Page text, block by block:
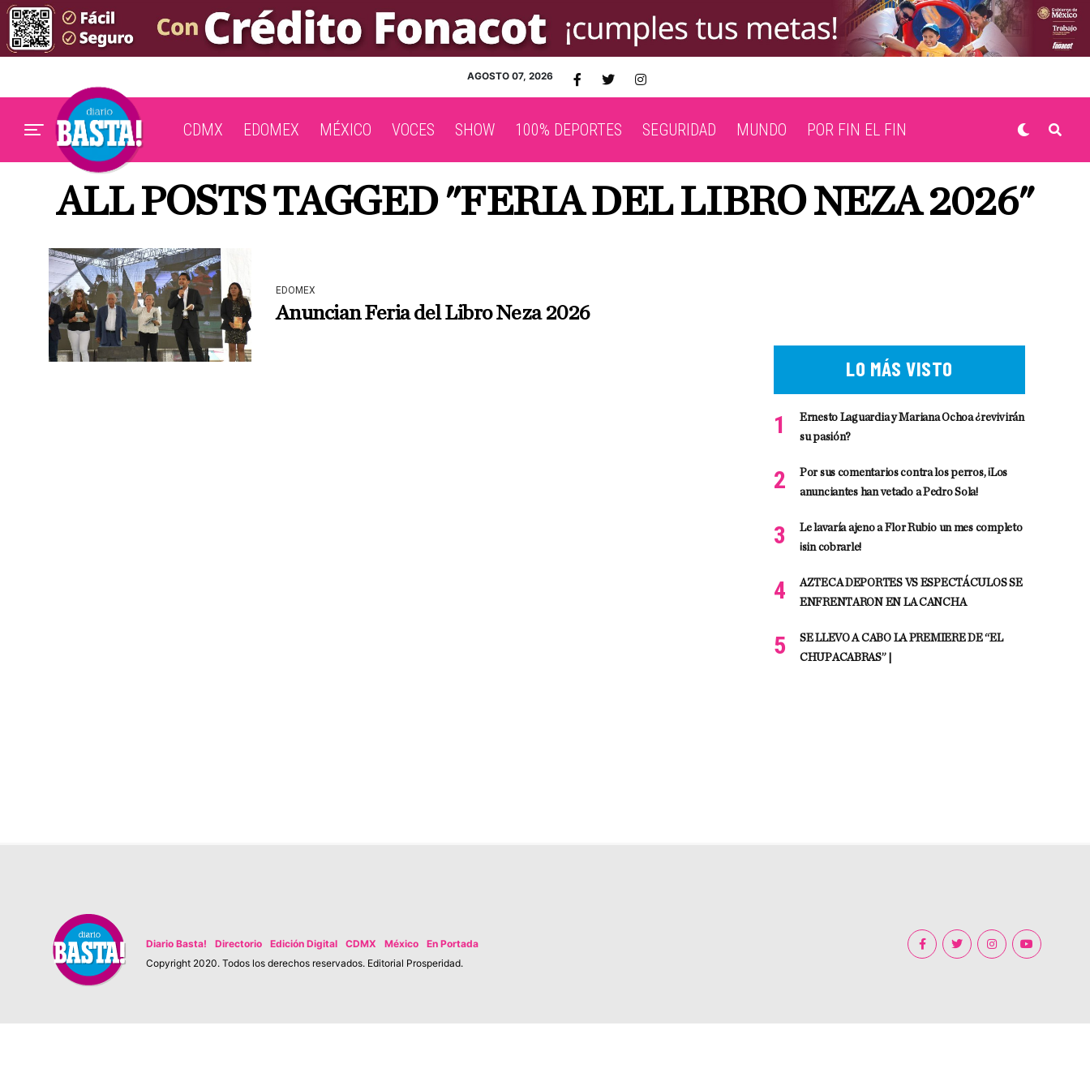
AGOSTO 07, 2026
CDMX EDOMEX MÉXICO VOCES SHOW 100% DEPORTES SEGURIDAD MUNDO POR FIN EL FIN
ALL POSTS TAGGED "FERIA DEL LIBRO NEZA 2026"
EDOMEX
Anuncian Feria del Libro Neza 2026
LO MÁS VISTO
Ernesto Laguardia y Mariana Ochoa ¿revivirán
su pasión?
Por sus comentarios contra los perros, ¡Los
anunciantes han vetado a Pedro Sola!
Le lavaría ajeno a Flor Rubio un mes completo
¡sin cobrarle!
AZTECA DEPORTES VS ESPECTÁCULOS SE
ENFRENTARON EN LA CANCHA
SE LLEVO A CABO LA PREMIERE DE “EL
CHUPACABRAS” |
Diario Basta! Directorio Edición Digital CDMX México
En Portada
Copyright 2020. Todos los derechos reservados. Editorial Prosperidad.